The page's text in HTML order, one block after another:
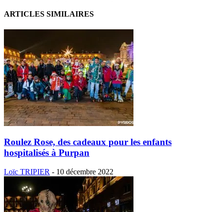
ARTICLES SIMILAIRES
Roulez Rose, des cadeaux pour les enfants
hospitalisés à Purpan
Loïc TRIPIER - 10 décembre 2022